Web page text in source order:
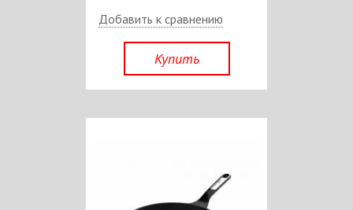
Добавить к сравнению
Купить